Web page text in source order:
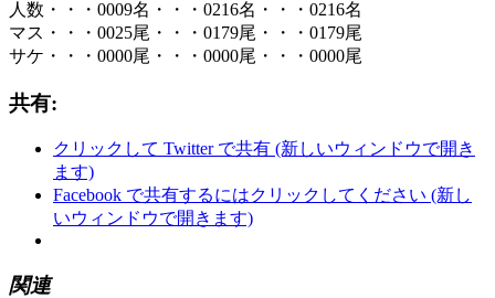
人数・・・0009名・・・0216名・・・0216名
マス・・・0025尾・・・0179尾・・・0179尾
サケ・・・0000尾・・・0000尾・・・0000尾
共有:
クリックして Twitter で共有 (新しいウィンドウで開き
ます)
Facebook で共有するにはクリックしてください (新し
いウィンドウで開きます)
関連